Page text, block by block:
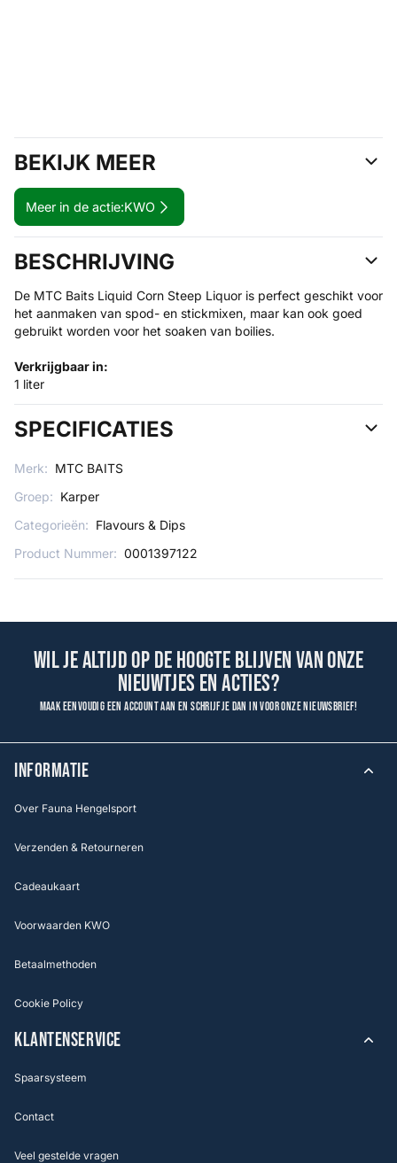
BEKIJK MEER
Meer in de actie:KWO
BESCHRIJVING
De MTC Baits Liquid Corn Steep Liquor is perfect geschikt voor
het aanmaken van spod- en stickmixen, maar kan ook goed
gebruikt worden voor het soaken van boilies.
Verkrijgbaar in:
1 liter
SPECIFICATIES
Merk: MTC BAITS
Groep: Karper
Categorieën: Flavours & Dips
Product Nummer: 0001397122
Wil je altijd op de hoogte blijven van onze
nieuwtjes en acties?
Maak eenvoudig een account aan en schrijf je dan in voor onze nieuwsbrief!
INFORMATIE
Over Fauna Hengelsport
Verzenden & Retourneren
Cadeaukaart
Voorwaarden KWO
Betaalmethoden
Cookie Policy
KLANTENSERVICE
Spaarsysteem
Contact
Veel gestelde vragen